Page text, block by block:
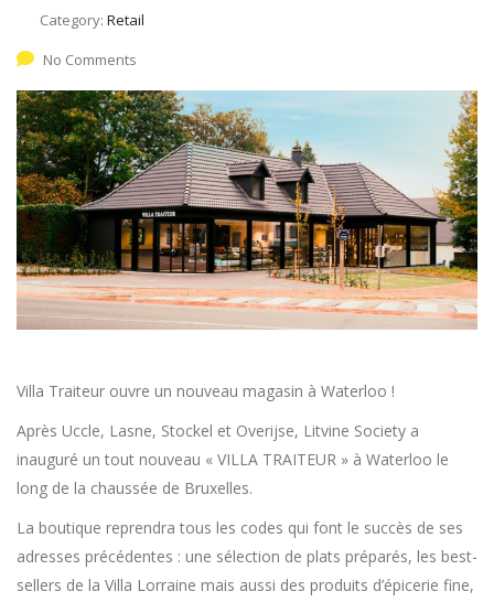
Category: Retail
No Comments
Villa Traiteur ouvre un nouveau magasin à Waterloo !
Après Uccle, Lasne, Stockel et Overijse, Litvine Society a
inauguré un tout nouveau « VILLA TRAITEUR » à Waterloo le
long de la chaussée de Bruxelles.
La boutique reprendra tous les codes qui font le succès de ses
adresses précédentes : une sélection de plats préparés, les best-
sellers de la Villa Lorraine mais aussi des produits d’épicerie fine,